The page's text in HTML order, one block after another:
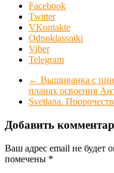
Facebook
Twitter
VKontakte
Odnoklassniki
Viber
Telegram
← Вышиванка с
планах освоения
Svetlana.
Добавить
Ваш адрес email не будет
помечены *